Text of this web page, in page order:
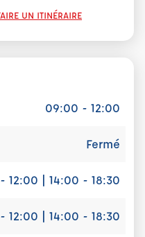
UN ITINÉRAIRE
09:00 - 12:00
Fermé
12:00 | 14:00 - 18:30
12:00 | 14:00 - 18:30